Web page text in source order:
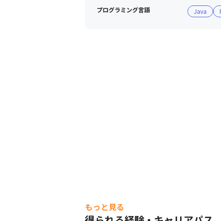
また、管理職になるマネジメントコ
りが多様なキャリアを実現しており
プログラミング言語 Java
もっと見る